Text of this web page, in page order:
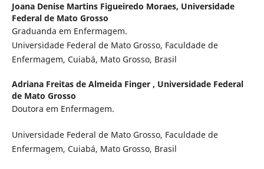
Joana Denise Martins Figueiredo Moraes, Universidade
Federal de Mato Grosso
Graduanda em Enfermagem.
Universidade Federal de Mato Grosso, Faculdade de
Enfermagem, Cuiabá, Mato Grosso, Brasil
Adriana Freitas de Almeida Finger , Universidade Federal
de Mato Grosso
Doutora em Enfermagem.
Universidade Federal de Mato Grosso, Faculdade de
Enfermagem, Cuiabá, Mato Grosso, Brasil